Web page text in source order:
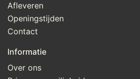
Afleveren
Openingstijden
Contact
Informatie
Over ons